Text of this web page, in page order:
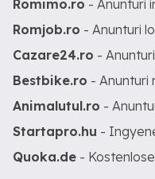
Romimo.ro - Anunturi
Romjob.ro - Anunturi
Cazare24.ro -
Bestbike.ro - Anunturi
Animalutul.ro -
Startapro.hu -
Quoka.de -